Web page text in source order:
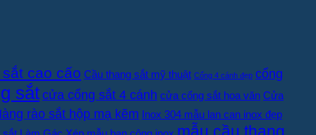
cao cấo Cầu thang sắt mỹ thuật Cổng 4 cánh đẹp cổng
sắtcửa cổng sắt 4 cánh cửa cổng sắt hoa văn Cửa
rào sắt hộp mạ kẽm Inox 304 mẫu lan can inox đẹp